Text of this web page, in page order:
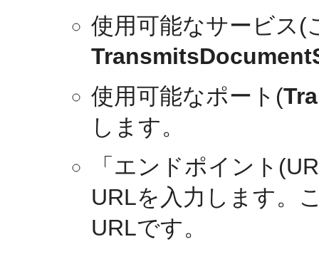
使用可能なサービス(
使用可能なポート(
します。
「エンドポイント
URLを入力します。
URLです。